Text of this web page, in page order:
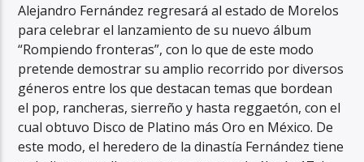
Alejandro Fernández regresará al estado de Morelos
para celebrar el lanzamiento de su nuevo álbum
“Rompiendo fronteras”, con lo que de este modo
pretende demostrar su amplio recorrido por diversos
géneros entre los que destacan temas que bordean
el pop, rancheras, sierreño y hasta reggaetón, con el
cual obtuvo Disco de Platino más Oro en México. De
este modo, el heredero de la dinastía Fernández tiene